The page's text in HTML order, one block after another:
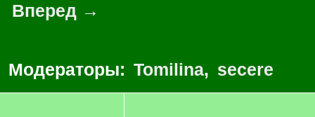
Вперед →
Модераторы: Tomilina, secere